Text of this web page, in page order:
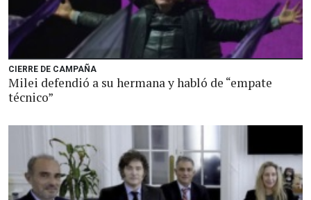
CIERRE DE CAMPAÑA
Milei defendió a su hermana y habló de “empate
técnico”